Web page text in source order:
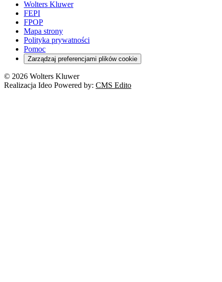
Wolters Kluwer
FEPI
FPOP
Mapa strony
Polityka prywatności
Pomoc
Zarządzaj preferencjami plików cookie
© 2026 Wolters Kluwer
Realizacja Ideo Powered by: CMS Edito